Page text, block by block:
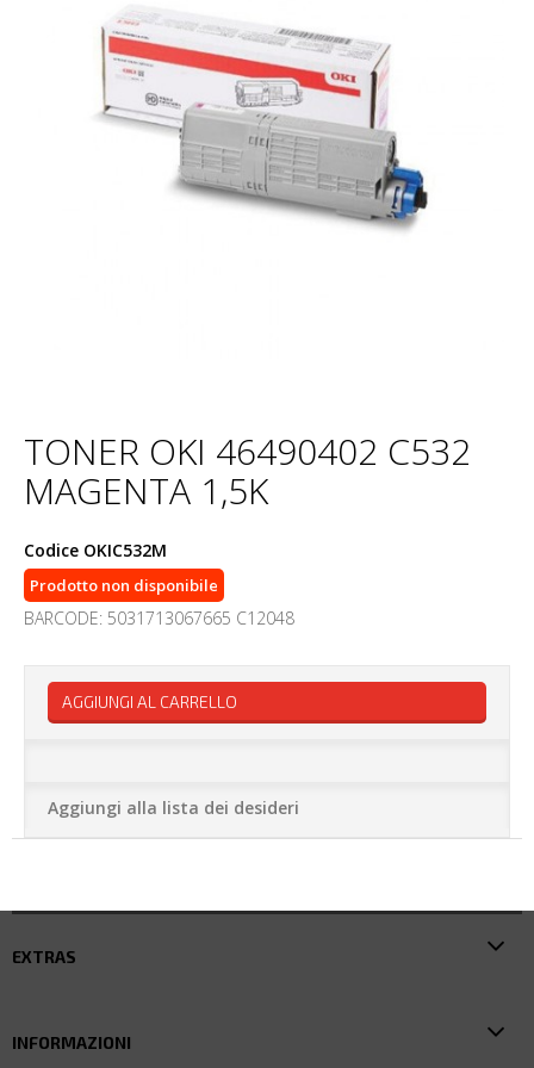
TONER OKI 46490402 C532
MAGENTA 1,5K
Codice OKIC532M
Prodotto non disponibile
BARCODE: 5031713067665 C12048
AGGIUNGI AL CARRELLO
Aggiungi alla lista dei desideri
EXTRAS
INFORMAZIONI